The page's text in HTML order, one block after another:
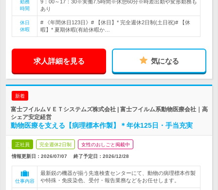
勤務
時間
9：00～17：30※実働7.5時間※休憩60分※時差出勤や変形勤務も
あり
休日
休暇
# 《年間休日123日》# 【休日】* 完全週休2日制(土日祝)# 【休
暇】* 夏期休暇(有給休暇か…
求人詳細を見る 気になる
新着
富士フイルムＶＥＴシステムズ株式会社 | 富士フイルム系動物医療会社｜高
シェア安定経営
動物医療を支える【病理標本作製】＊年休125日・手当充実
正社員 完全週休2日制 女性のおしごと掲載中
情報更新日：2026/07/07 終了予定日： 2026/12/28
仕事内容
最新鋭の機器が揃う先進検査センターにて、動物の病理標本作製
や特殊・免疫染色、受付・報告業務などをお任せします。